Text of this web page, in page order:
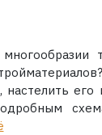
его